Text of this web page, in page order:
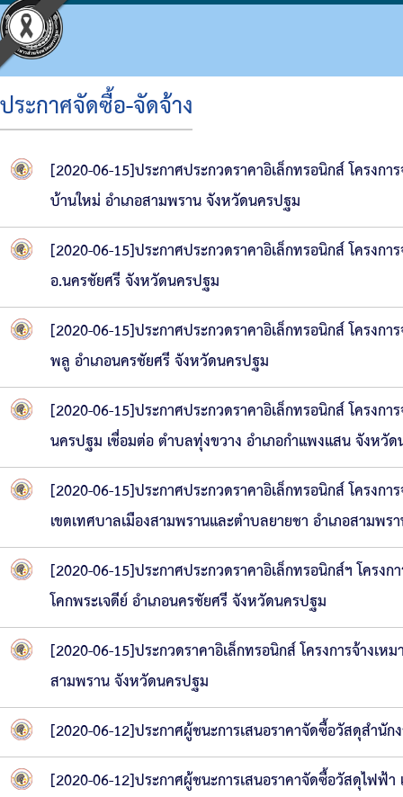
ข้อมูลพื้นฐาน
วิสัยทัศน์
อำนาจหน้าที่
โครงสร้างผู้บริหาร
โครงสร้างฝ่ายการเมือง
โครงสร้างส่วนราชการ
โครงสร้างโรงพยาบาลส่งเสริมสุขภาพตำบลใน
โครงสร้างการบริหารงาน
แผนพัฒนาท้องถิ่น
แผนดำเนินงาน
ผลการดำเนินงาน
รายงานติดตามผลการดำเนินการประจำปี รอบ
รายงานติดตามผลการดำเนินการประจำปี
เงินสะสม
ความก้าวหน้าในการดำเนินงานตามแผนการด
รายงานความก้าวหน้าการจัดซื้อจัดจ้างหรือกา
สรุปผลการจัดซื้อจัดจ้างหรือการจัดหาพัสดุราย
รายงานผลการจัดซื้อจัดจ้างหรือการจัดหาพัสดุ
แผนการบริหารและพัฒนาบุคคล
รายงานผลการบริหารและพัฒนาทรัพยากรบุค
หลักเกณฑ์การบริหารทรัพยากรบุคคล
ข่าวประชาสัมพันธ์
ประชาสัมพันธ์สภา
มติที่ประชุมสภา
รายงานการประชุมสภา
ประกาศจัดซื้อจัดจ้าง
สรุปผลการจัดซื้อจัดจ้าง
หนังสือราชการ
ข่าวประชาสัมพันธ์เพื่อเสริมสร้างคุณธรรมและ
สถิติข้อมูลการให้บริการประชาชน
แนวทางปฏิบัติเรื่องร้องเรียน
ประกาศเจตนารมณ์ นโยบาย No Gift Policy
แผนปฏิบัติการป้องกันการทุจริต
มาตรการส่งเสริมคุณธรรมและความโปร่งใสภ
รายงานผลการดำเนินการเพื่อส่งเสริมคุณธรร
รายงานผลการดำเนินการป้องกันการทุจริต
ประกาศจัดซื้อ-จัดจ้าง
[2020-06-15]ประกาศประกวดราคาอิเล็กทรอนิกส์ โครง
บ้านใหม่ อำเภอสามพราน จังหวัดนครปฐม
[2020-06-15]ประกาศประกวดราคาอิเล็กทรอนิกส์ โครง
อ.นครชัยศรี จังหวัดนครปฐม
[2020-06-15]ประกาศประกวดราคาอิเล็กทรอนิกส์ โครง
พลู อำเภอนครชัยศรี จังหวัดนครปฐม
[2020-06-15]ประกาศประกวดราคาอิเล็กทรอนิกส์ โครงก
นครปฐม เชื่อมต่อ ตำบลทุ่งขวาง อำเภอกำแพงแสน จังหวั
[2020-06-15]ประกาศประกวดราคาอิเล็กทรอนิกส์ โครง
เขตเทศบาลเมืองสามพรานและตำบลยายชา อำเภอสามพ
[2020-06-15]ประกาศประกวดราคาอิเล็กทรอนิกส์ฯ โคร
โคกพระเจดีย์ อำเภอนครชัยศรี จังหวัดนครปฐม
[2020-06-15]ประกวดราคาอิเล็กทรอนิกส์ โครงการจ้าง
สามพราน จังหวัดนครปฐม
[2020-06-12]ประกาศผู้ชนะการเสนอราคาจัดซื้อวัสดุสำนัก
[2020-06-12]ประกาศผู้ชนะการเสนอราคาจัดซื้อวัสดุไฟฟ้